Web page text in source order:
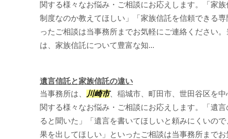
関する様々なお悩み・ご相談にお応えします。「家
制度なのか教えてほしい」「家族信託を信頼できる
ったご相談は当事務所までお気軽にご連絡ください
は、家族信託について豊富な知...
遺言信託と家族信託の違い
当事務所は、
川崎市、稲城市、町田市、世田谷区を
関する様々なお悩み・ご相談にお応えします。「遺
ると聞いた」「遺言を書いてほしいと頼みにくいの
果を出してほしい」といったご相談は当事務所まで